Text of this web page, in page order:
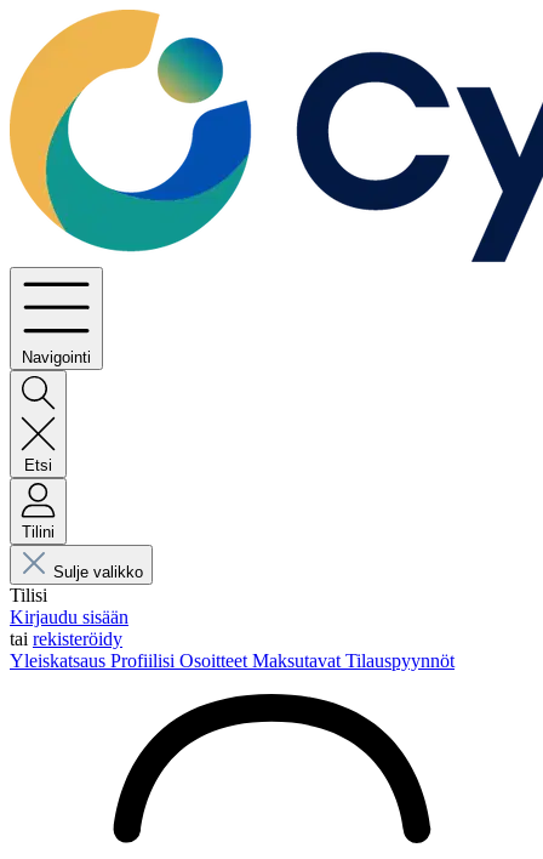
Navigointi
Etsi
Tilini
Sulje valikko
Tilisi
Kirjaudu sisään
tai rekisteröidy
Yleiskatsaus Profiilisi Osoitteet Maksutavat Tilauspyynnöt